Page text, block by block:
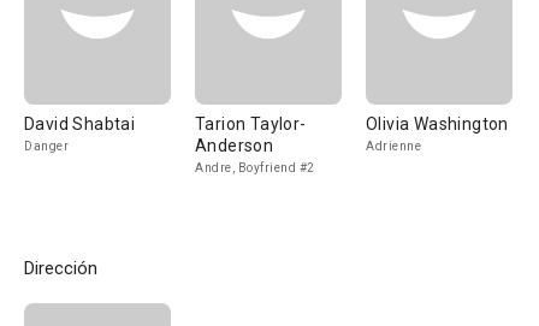
David Shabtai
Danger
Tarion Taylor-
Anderson
Andre, Boyfriend #2
Olivia Washington
Adrienne
Dirección